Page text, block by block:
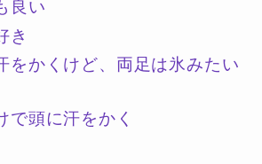
良い
き
をかくけど、両足は氷みたい
で頭に汗をかく